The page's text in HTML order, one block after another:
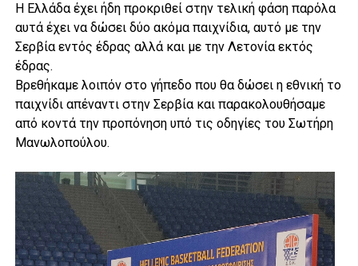
Η Ελλάδα έχει ήδη προκριθεί στην τελική φάση παρόλα
αυτά έχει να δώσει δύο ακόμα παιχνίδια, αυτό με την
Σερβία εντός έδρας αλλά και με την Λετονία εκτός
έδρας.
Βρεθήκαμε λοιπόν στο γήπεδο που θα δώσει η εθνική το
παιχνίδι απέναντι στην Σερβία και παρακολουθήσαμε
από κοντά την προπόνηση υπό τις οδηγίες του Σωτήρη
Μανωλοπούλου.